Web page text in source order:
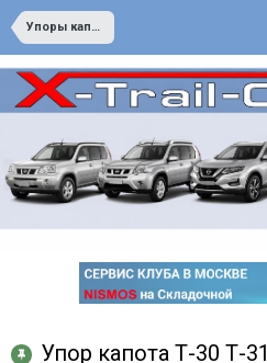
Упоры капота
Упор капота Т-30 Т-31